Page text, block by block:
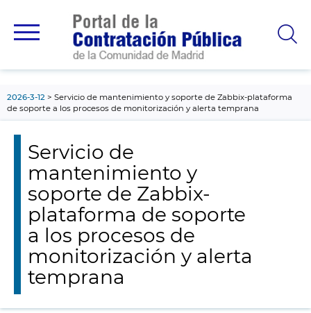
principal
2026-3-12
Servicio de mantenimiento y soporte de Zabbix-plataforma
de soporte a los procesos de monitorización y alerta temprana
Servicio de
mantenimiento y
soporte de Zabbix-
plataforma de soporte
a los procesos de
monitorización y alerta
temprana